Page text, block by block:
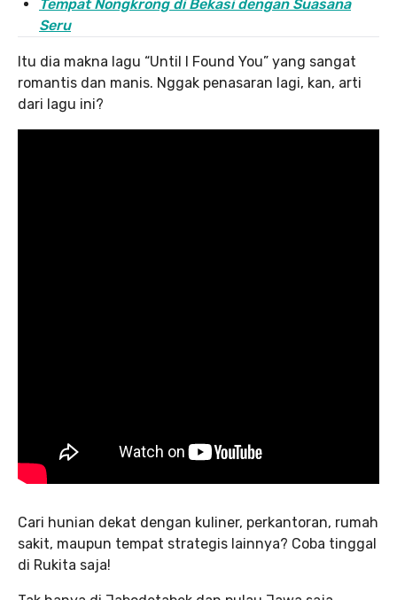
Tempat Nongkrong di Bekasi dengan Suasana
Seru
Itu dia makna lagu “Until I Found You” yang sangat
romantis dan manis. Nggak penasaran lagi, kan, arti
dari lagu ini?
Cari hunian dekat dengan kuliner, perkantoran, rumah
sakit, maupun tempat strategis lainnya? Coba tinggal
di Rukita saja!